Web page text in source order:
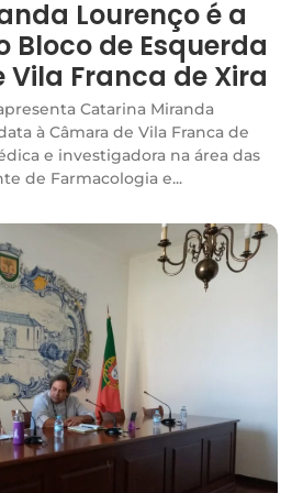
Lourenço é a
de Esquerda
Franca de Xira
Catarina Miranda
à Câmara de Vila Franca de
e investigadora na área das
de Farmacologia e...